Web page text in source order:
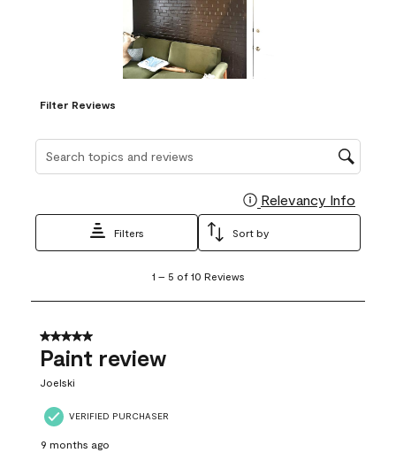
Filter Reviews
Relevancy Info
Filters Sort by
5
10
Reviews
1 – 5 of 10 Reviews
5 out of 5 stars.
Paint review
Joelski
VERIFIED PURCHASER
9 months ago